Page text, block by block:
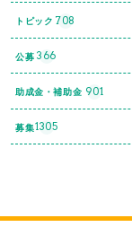
トピック 708
公募 366
助成金・補助金 901
募集1305